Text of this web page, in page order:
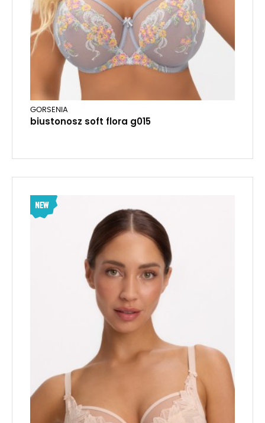
GORSENIA
biustonosz soft flora g015